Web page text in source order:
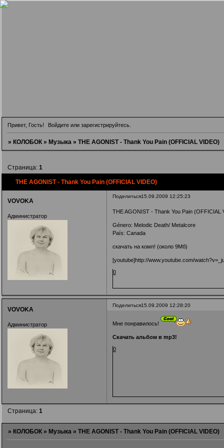
Привет, Гость! Войдите илизарегистрируйтесь
» КОЛОБОК » Музыка » THE AGONIST - Thank You Pain (OFFICIAL VIDEO)
THE AGONIST - Thank You Pain (OFFICIAL VIDEO)
Страница: 1
Поделиться15.09.2009 12:25:23
VOVOKA
Администратор
THE AGONIST - Thank You Pain (OFFICIAL
Género: Melodic Death/ Metalcore
País: Canada
скачать на комп! (около 9Мб)
[youtube]http://www.youtube.com/
0
Поделиться15.09.2009 12:28:20
VOVOKA
Администратор Мне понравилось!
Скачать альбом в mp3!
0
Страница: 1
» КОЛОБОК » Музыка » THE AGONIST - Thank You Pain (OFFICIAL VIDEO)